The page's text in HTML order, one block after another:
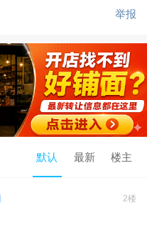
举报
默认 最新 楼主
2楼